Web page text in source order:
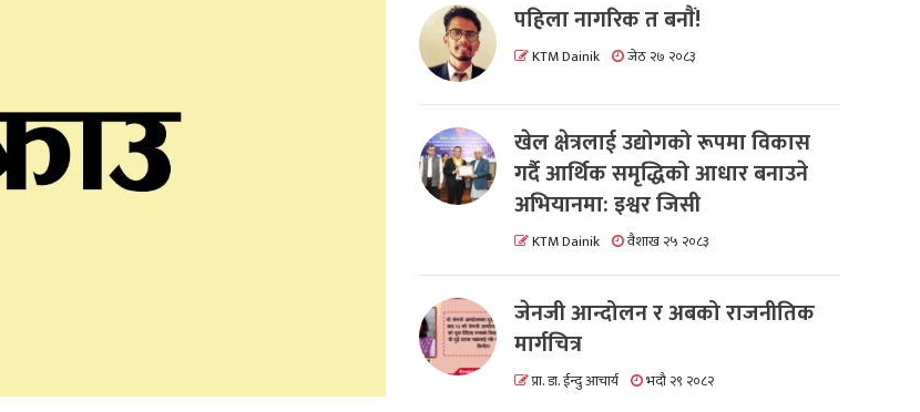
पहिला नागरिक त बनाैं!
KTM Dainik जेठ २७ २०८३
खेल क्षेत्रलाई उद्योगको रूपमा विकास
गर्दै आर्थिक समृद्धिको आधार बनाउने
अभियानमा: इश्वर जिसी
KTM Dainik वैशाख २५ २०८३
जेनजी आन्दोलन र अबको राजनीतिक
मार्गचित्र
प्रा. डा. ईन्दु आचार्य भदौ २९ २०८२